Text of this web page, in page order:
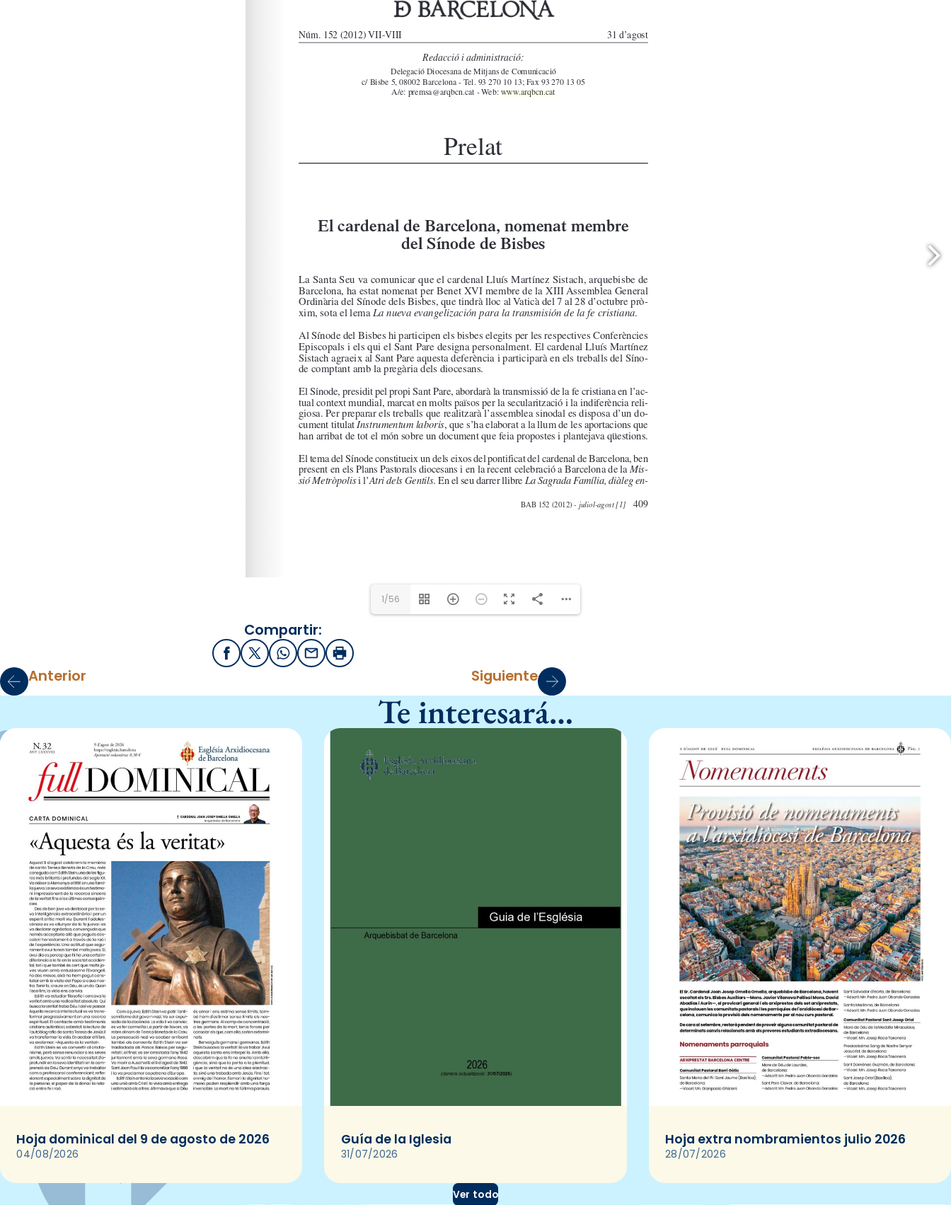
arqbcn.cat - Web: www.arqbcn.cat
1/56
Compartir:
FacebookX / Twitter
WhatsApp
EmailImprimir
Anterior Siguiente
Te interesará…
Hoja dominical del 9 de agosto de 2026
04/08/2026
Guía de la Iglesia
31/07/2026
Hoja extra nombramientos julio 2026
28/07/2026
Ver todo